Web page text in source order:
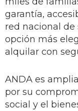
garantía,
red nacional de
opción más
alquilar con
ANDA es
por su
social y el